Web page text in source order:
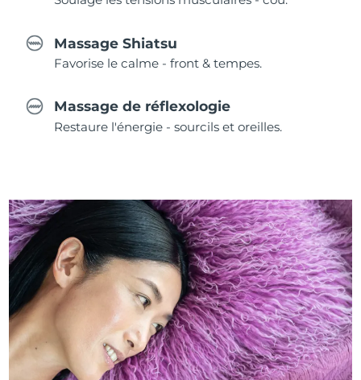
Massage Shiatsu
Favorise le calme - front & tempes.
Massage de réflexologie
Restaure l'énergie - sourcils et oreilles.